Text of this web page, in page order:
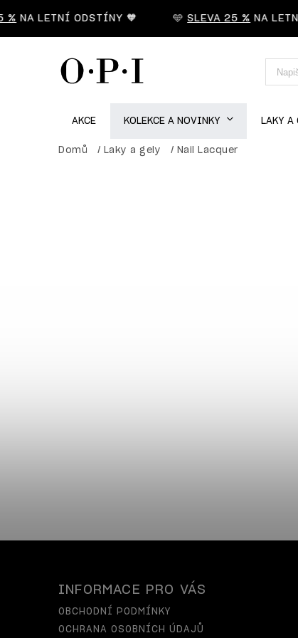
NA LETNÍ ODSTÍNY 🧡 🩵SLEVA 25 %NA
AKCE KOLEKCE A NOVINKY LAKY A
Domů / Laky a gely / Nail Lacquer
INFORMACE PRO VÁS
OBCHODNÍ PODMÍNKY
OCHRANA OSOBNÍCH ÚDAJŮ